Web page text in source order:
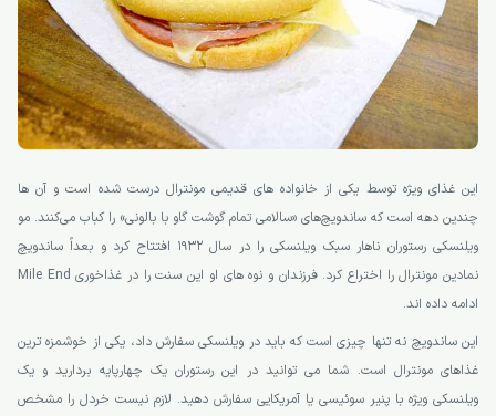
این غذای ویژه توسط یکی از خانواده های قدیمی مونترال درست شده است و آن ها
چندین دهه است که ساندویچ‌های «سالامی تمام گوشت گاو با بالونی» را کباب می‌کنند. مو
ویلنسکی رستوران ناهار سبک ویلنسکی را در سال 1932 افتتاح کرد و بعداً ساندویچ
نمادین مونترال را اختراع کرد. فرزندان و نوه های او این سنت را در غذاخوری Mile End
ادامه داده اند.
این ساندویچ نه تنها چیزی است که باید در ویلنسکی سفارش داد، یکی از خوشمزه ترین
غذاهای مونترال است. شما می توانید در این رستوران یک چهارپایه بردارید و یک
ویلنسکی ویژه با پنیر سوئیسی یا آمریکایی سفارش دهید. لازم نیست خردل را مشخص